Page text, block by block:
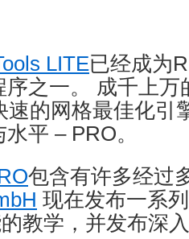
LITE已经成为
之一。 成千上万
速的网格最佳化引
平 – PRO。
包含有许多经过
现在发布一系
教学，并发布深